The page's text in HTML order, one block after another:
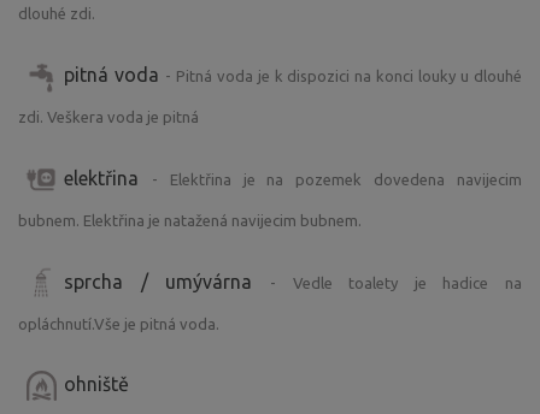
dlouhé zdi.
pitná voda - Pitná voda je k dispozici na konci louky u dlouhé
zdi. Veškera voda je pitná
elektřina - Elektřina je na pozemek dovedena navijecim
bubnem. Elektřina je natažená navijecim bubnem.
sprcha / umývárna - Vedle toalety je hadice na
opláchnutí.Vše je pitná voda.
ohniště